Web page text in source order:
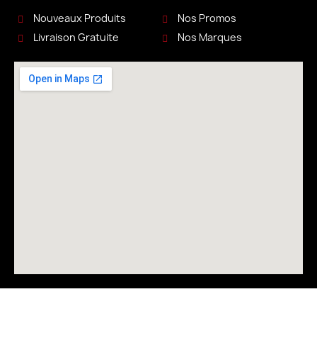
Nouveaux Produits
Livraison Gratuite
Nos Promos
Nos Marques